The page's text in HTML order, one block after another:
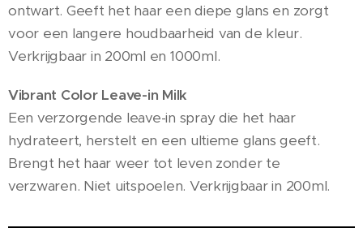
ontwart. Geeft het haar een diepe glans en zorgt
voor een langere houdbaarheid van de kleur.
Verkrijgbaar in 200ml en 1000ml.
Vibrant Color Leave-in Milk
Een verzorgende leave-in spray die het haar
hydrateert, herstelt en een ultieme glans geeft.
Brengt het haar weer tot leven zonder te
verzwaren. Niet uitspoelen. Verkrijgbaar in 200ml.